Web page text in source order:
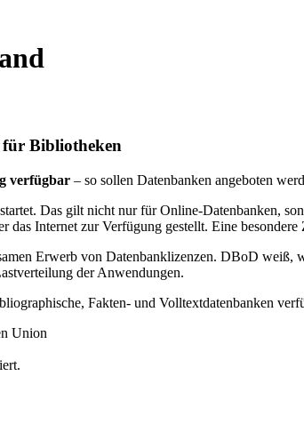
Bibliotheken
verfügbar – so sollen Datenbanken angeboten
Das gilt nicht nur für Online-Datenbanken,
das Internet zur Verfügung gestellt. Eine
Erwerb von Datenbanklizenzen. DBoD
der Anwendungen.
Fakten- und Volltextdatenbanken
Union